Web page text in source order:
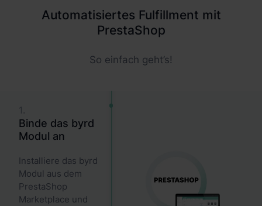
Automatisiertes Fulfillment mit
PrestaShop
So einfach geht’s!
1.
Binde das byrd
Modul an
Installiere das byrd
Modul aus dem
PrestaShop
Marketplace und